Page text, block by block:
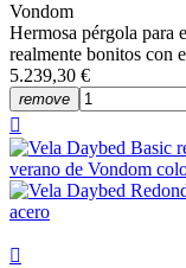
Vondom
Hermosa pérgola para
realmente bonitos con
5.239,30 €
remove

